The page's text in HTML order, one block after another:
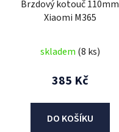
Brzdový kotouč 110mm
Xiaomi M365
skladem (8 ks)
385 Kč
DO KOŠÍKU